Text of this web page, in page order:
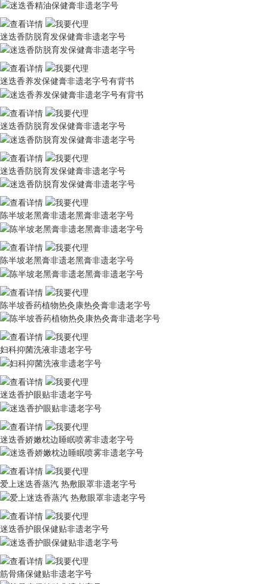
迷迭香防脱育发保健膏非遗老字号
迷迭香养发保健膏非遗老字号有背书
迷迭香防脱育发保健膏非遗老字号
迷迭香防脱育发保健膏非遗老字号
陈半坡老黑膏非遗老黑膏非遗老字号
陈半坡老黑膏非遗老黑膏非遗老字号
陈半坡香药植物热灸康热灸膏非遗老字号
妇科抑菌洗液非遗老字号
迷迭香护眼贴非遗老字号
迷迭香娇嫩枕边睡眠喷雾非遗老字号
爱上迷迭香蒸汽 热敷眼罩非遗老字号
迷迭香护眼保健贴非遗老字号
筋骨痛保健贴非遗老字号